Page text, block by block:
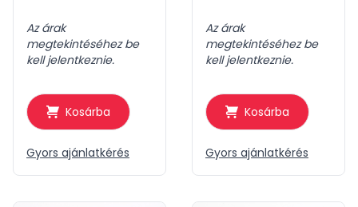
Az árak
megtekintéséhez be
kell jelentkeznie.
Kosárba
Gyors ajánlatkérés
Az árak
megtekintéséhez be
kell jelentkeznie.
Kosárba
Gyors ajánlatkérés